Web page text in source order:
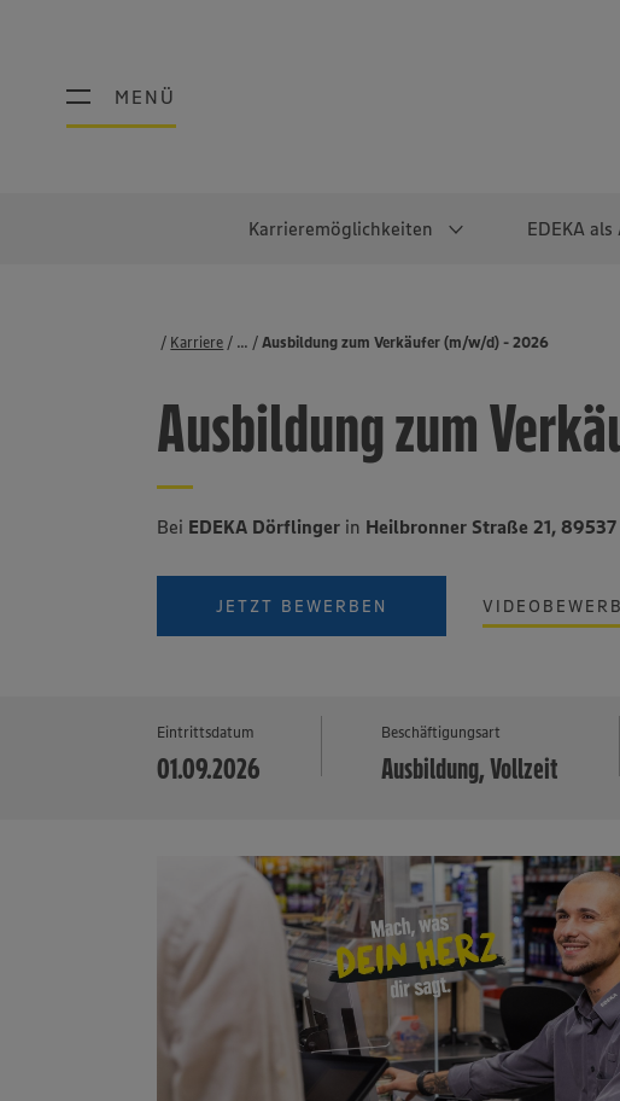
MENÜ
MENÜ
Karrieremöglichkeiten EDEKA
Schülerpraktikum Abschlussarbeiten
Werkstudierendentätigkeit
Faires Gehalt
Diversität
Lebensmittelproduktion
Lager & Logistik
Karriere Stellenbörse
Ausbildung zum Verkäufer (m/w/d) - 2026
...
Ausbildung zum
Bei EDEKA Dörflinger in Heilbronner Straße 21,
JETZT BEWERBEN
Eintrittsdatum
01.09.2026
Beschäftigungsart
Ausbildung, Vollzeit